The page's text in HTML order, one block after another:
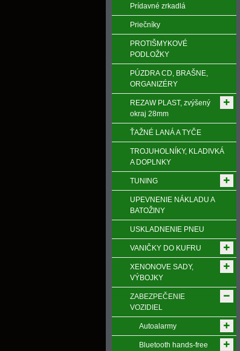
Prídavné zrkadlá
Priečníky
PROTIŠMYKOVÉ
PODLOŽKY
PÚZDRA CD, BRAŠNE,
ORGANIZÉRY
REZAW PLAST, zvýšený
okraj 28mm
ŤAŽNÉ LANÁ A TYČE
TROJUHOLNÍKY, KLADIVKÁ
A DOPLNKY
TUNING
UPEVNENIE NÁKLADU A
BATOŽINY
USKLADNENIE PNEU
VANIČKY DO KUFRU
XENONOVE SADY,
VÝBOJKY
ZABEZPEČENIE
VOZIDIEL
Autoalarmy
Bluetooth hands-free